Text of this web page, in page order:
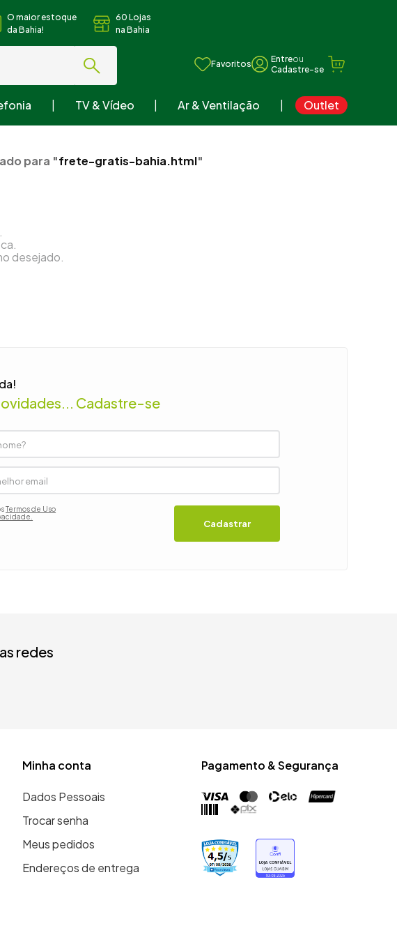
O maior estoque
da Bahia!
60 Lojas
na Bahia
Favoritos
ou
TV & Vídeo Ar & Ventilação Outlet
para "frete-gratis-bahia.html"
desejado.
Cadastre-se
Termos de Uso
Cadastrar
redes
Minha conta
Dados Pessoais
Trocar senha
Meus pedidos
Endereços de entrega
Pagamento & Segurança